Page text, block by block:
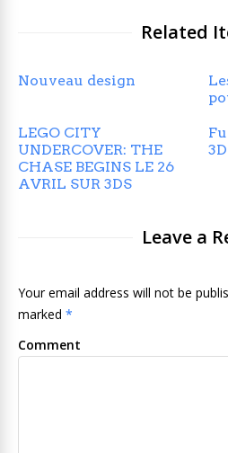
Related
Nouveau design
LEGO CITY
UNDERCOVER: THE
CHASE BEGINS LE 26
AVRIL SUR 3DS
Leave a
Your email address will not be
marked *
Comment